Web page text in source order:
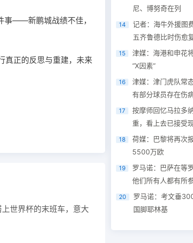
事——新鹏城战绩不佳，
真正的反思与重建，未来
世界杯的末班车，意大
尼、博努奇在列
14
记者：海牛外援图
五齐鲁德比时伤愈
15
津媒：海港和申花
“X因素”
16
津媒：津门虎队常
有部分球员存在伤
17
按摩师回忆马拉多
重，看上去已接受
18
荷媒：巴黎将再次
5500万欧
19
罗马诺：巴萨在等
他们所有人都有所
20
罗马诺：考文垂
国脚耶林基